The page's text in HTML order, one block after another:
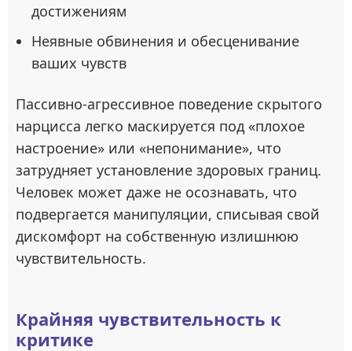
достижениям
Неявные обвинения и обесценивание
ваших чувств
Пассивно-агрессивное поведение скрытого
нарцисса легко маскируется под «плохое
настроение» или «непонимание», что
затрудняет установление здоровых границ.
Человек может даже не осознавать, что
подвергается манипуляции, списывая свой
дискомфорт на собственную излишнюю
чувствительность.
Крайняя чувствительность к
критике